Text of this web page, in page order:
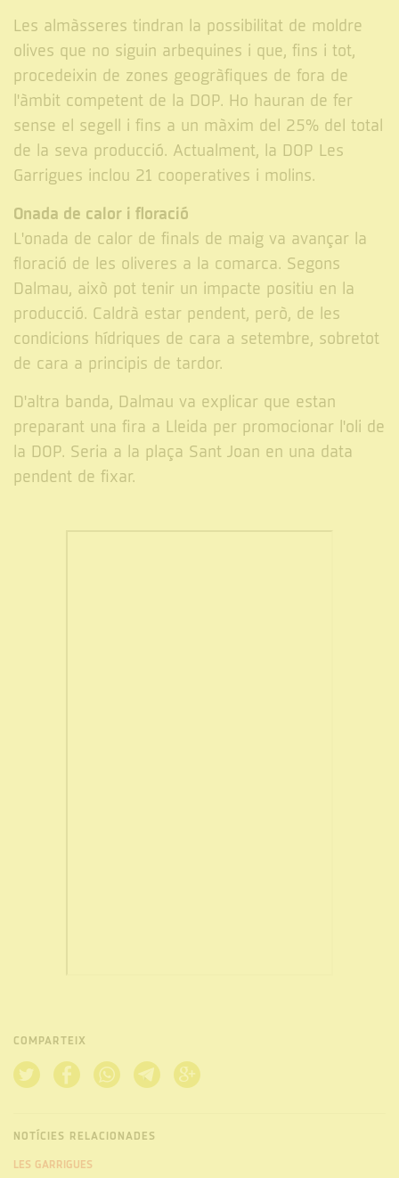
Les almàsseres tindran la possibilitat de moldre
olives que no siguin arbequines i que, fins i tot,
procedeixin de zones geogràfiques de fora de
l'àmbit competent de la DOP. Ho hauran de fer
sense el segell i fins a un màxim del 25% del total
de la seva producció. Actualment, la DOP Les
Garrigues inclou 21 cooperatives i molins.
Onada de calor i floració
L'onada de calor de finals de maig va avançar la
floració de les oliveres a la comarca. Segons
Dalmau, això pot tenir un impacte positiu en la
producció. Caldrà estar pendent, però, de les
condicions hídriques de cara a setembre, sobretot
de cara a principis de tardor.
D'altra banda, Dalmau va explicar que estan
preparant una fira a Lleida per promocionar l'oli de
la DOP. Seria a la plaça Sant Joan en una data
pendent de fixar.
COMPARTEIX
NOTÍCIES RELACIONADES
LES GARRIGUES